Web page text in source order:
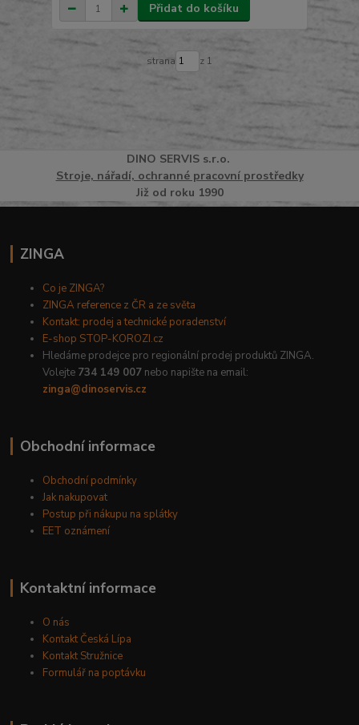
Přidat do košíku
strana z 1
DINO SERVISs.r.o.
Stroje, nářadí, ochranné pracovní prostředky
Již od roku 1990
ZINGA
Co je ZINGA?
ZINGA reference z ČR a ze světa
Kontakt: prodej a technické poradenství
E-shop STOP-KOROZI.cz
Hledáme prodejce pro regionální prodej produktů ZINGA.
Volejte 734 149 007 nebo napište na email:
zinga@dinoservis.cz
Obchodní informace
Obchodní podmínky
Jak nakupovat
Postup při nákupu na splátky
EET oznámení
Kontaktní informace
O nás
Kontakt Česká Lípa
Kontakt Stružnice
Formulář na poptávku